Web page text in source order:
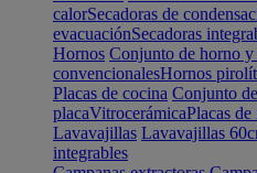
calorSecadoras de
evacuaciónSecadoras
Hornos Conjunto de horno y
convencionalesHornos
Placas de cocina Conjunto
placaVitrocerámicaPlacas
Lavavajillas Lavavajillas
integrables